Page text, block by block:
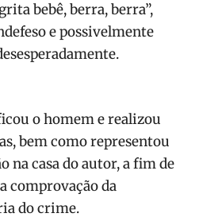
bebê, berra, berra”,
e possivelmente
o homem e realizou
bem como representou
na casa do autor, a fim de
comprovação da
do crime.